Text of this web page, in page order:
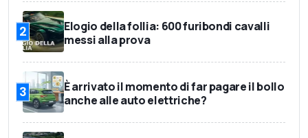
2
Elogio della follia: 600 furibondi cavalli
messi alla prova
3
È arrivato il momento di far pagare il bollo
anche alle auto elettriche?